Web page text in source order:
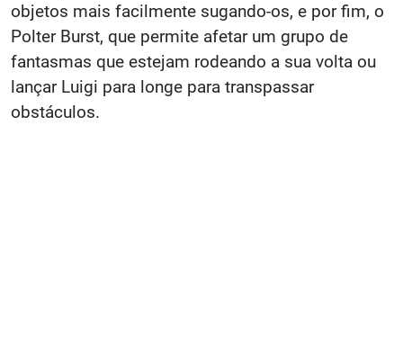
objetos mais facilmente sugando-os, e por fim, o
Polter Burst, que permite afetar um grupo de
fantasmas que estejam rodeando a sua volta ou
lançar Luigi para longe para transpassar
obstáculos.